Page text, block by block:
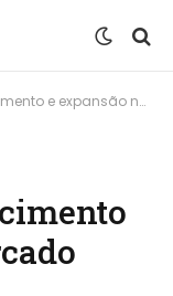
no mercado financeiro